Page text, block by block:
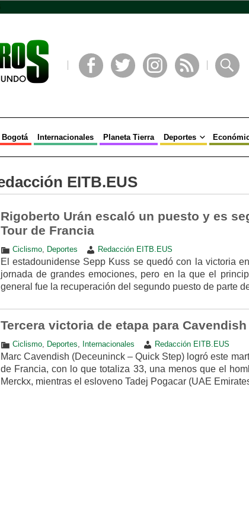
Bogotá Internacionales Planeta Tierra Deportes
EITB.EUS
Rigoberto Urán escaló un puesto y es
Tour de Francia
Ciclismo, Deportes Redacción EITB.EUS
El estadounidense Sepp Kuss se quedó con la victoria
jornada de grandes emociones, pero en la que el
general fue la recuperación del segundo puesto de parte
Tercera victoria de etapa para
Ciclismo, Deportes, Internacionales Redacción EITB.EUS
Marc Cavendish (Deceuninck – Quick Step) logró este
de Francia, con lo que totaliza 33, una menos que el
Merckx, mientras el esloveno Tadej Pogacar (UAE